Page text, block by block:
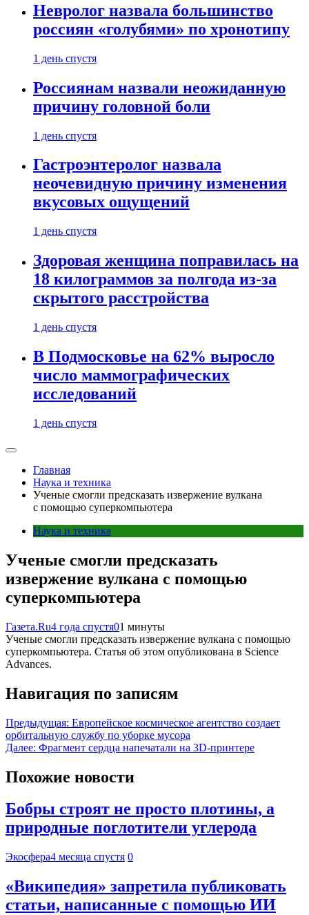
Невролог назвала большинство
россиян «голубями» по хронотипу
1 день спустя
Россиянам назвали неожиданную
причину головной боли
1 день спустя
Гастроэнтеролог назвала
неочевидную причину изменения
вкусовых ощущений
1 день спустя
Здоровая женщина поправилась на
18 килограммов за полгода из-за
скрытого расстройства
1 день спустя
В Подмосковье на 62% выросло
число маммографических
исследований
1 день спустя
Главная
Наука и техника
Ученые смогли предсказать извержение вулкана
с помощью суперкомпьютера
Наука и техника
Ученые смогли предсказать
извержение вулкана с помощью
суперкомпьютера
Газета.Ru4 года спустя01 минуты
Ученые смогли предсказать извержение вулкана с помощью
суперкомпьютера. Статья об этом опубликована в Science
Advances.
Навигация по записям
Предыдущая: Европейское космическое агентство создает
орбитальную службу по уборке мусора
Далее: Фрагмент сердца напечатали на 3D-принтере
Похожие новости
Бобры строят не просто плотины, а
природные поглотители углерода
Экосфера4 месяца спустя 0
«Википедия» запретила публиковать
статьи, написанные с помощью ИИ